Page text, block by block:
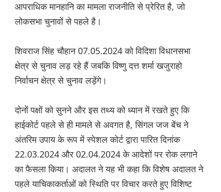
आपराधिक मानहानि का मामला राजनीति से प्रेरित है, जो
लोकसभा चुनावों से पहले है।
शिवराज सिंह चौहान 07.05.2024 को विदिशा विधानसभा
क्षेत्र से चुनाव लड़ रहे हैं जबकि विष्णु दत्त शर्मा खजुराहो
निर्वाचन क्षेत्र से चुनाव लड़ेंगे।
दोनों पक्षों को सुनने और इस तथ्य को ध्यान में रखते हुए कि
हाईकोर्ट पहले से ही मामले से अवगत है, सिंगल जज बेंच ने
अंतरिम उपाय के रूप में स्पेशल कोर्ट द्वारा पारित दिनांक
22.03.2024 और 02.04.2024 के आदेशों पर रोक लगाने
का फैसला किया। अदालत ने यह भी कहा कि विशेष अदालत ने
पहले याचिकाकर्ताओं को स्थिति पर विचार करते हुए विशिष्ट